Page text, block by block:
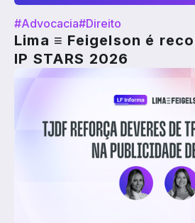
#Advocacia#Direito
Lima ≡ Feigelson é
IP STARS 2026